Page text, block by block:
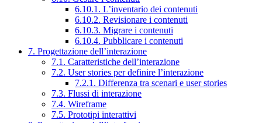
6.10.1. L’inventario dei contenuti
6.10.2. Revisionare i contenuti
6.10.3. Migrare i contenuti
6.10.4. Pubblicare i contenuti
7. Progettazione dell’interazione
7.1. Caratteristiche dell’interazione
7.2. User stories per definire l’interazione
7.2.1. Differenza tra scenari e user stories
7.3. Flussi di interazione
7.4. Wireframe
7.5. Prototipi interattivi